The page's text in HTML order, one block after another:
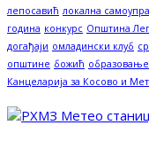
лепосавић локална
година конкурс Општина
догађаји омладински клуб
општине божић образовање
Канцеларија за Косово и